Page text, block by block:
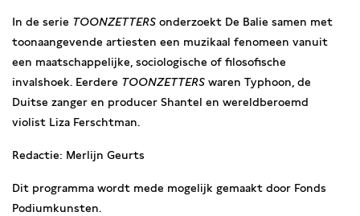
In de serie TOONZETTERS onderzoekt De Balie samen met
toonaangevende artiesten een muzikaal fenomeen vanuit
een maatschappelijke, sociologische of filosofische
invalshoek. Eerdere TOONZETTERS waren Typhoon, de
Duitse zanger en producer Shantel en wereldberoemd
violist Liza Ferschtman.
Redactie: Merlijn Geurts
Dit programma wordt mede mogelijk gemaakt door Fonds
Podiumkunsten.